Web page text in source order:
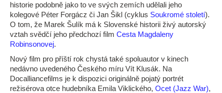
historie podobně jako to ve svých zemích udělali jeho
kolegové Péter Forgácz či Jan Šikl (cyklus Soukromé století).
O tom, že Marek Šulík má k Slovenské historii živý autorský
vztah svědčí jeho předchozí film Cesta Magdaleny
Robinsonovej.
Nový film pro příští rok chystá také spoluautor v kinech
nedávno uvedeného Českého míru Vít Klusák. Na
Docalliancefilms je k dispozici originálně pojatý portrét
režisérova otce hudebníka Emila Viklického, Ocet (Jazz War),